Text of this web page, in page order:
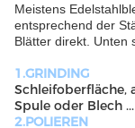
Meistens
entsprechend der
Blätter direkt. Unten
1.GRINDING
Schleifoberfläche,
Spule oder Blech ...
2.POLIEREN